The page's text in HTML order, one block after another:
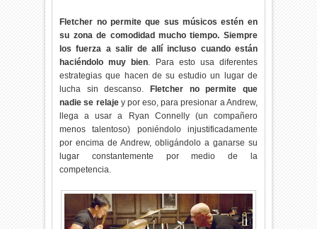
Fletcher no permite que sus músicos estén en
su zona de comodidad mucho tiempo. Siempre
los fuerza a salir de allí incluso cuando están
haciéndolo muy bien. Para esto usa diferentes
estrategias que hacen de su estudio un lugar de
lucha sin descanso. Fletcher no permite que
nadie se relajey por eso, para presionar a Andrew,
llega a usar a Ryan Connelly (un compañero
menos talentoso) poniéndolo injustificadamente
por encima de Andrew, obligándolo a ganarse su
lugar constantemente por medio de la
competencia.